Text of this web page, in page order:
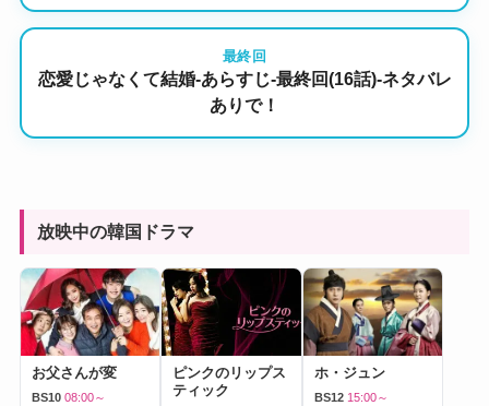
最終回
恋愛じゃなくて結婚-あらすじ-最終回(16話)-ネタバレ
ありで！
放映中の韓国ドラマ
お父さんが変
BS10 08:00～
ピンクのリップス
ティック
ホ・ジュン
BS12 15:00～